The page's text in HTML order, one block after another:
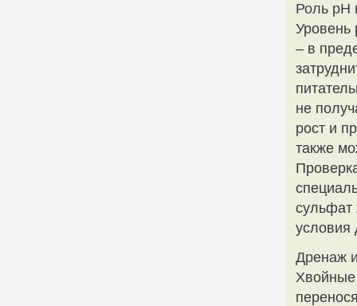
Роль pH
Уровень
– в
не
рост и
также
сульфат
условия
Дренаж
Хвойные